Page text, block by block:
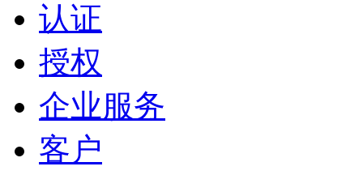
认证
授权
企业服务
客户